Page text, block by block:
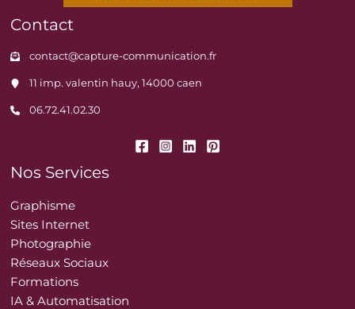
Contact
contact@capture-communication.fr
11 imp. valentin hauy, 14000 caen
06.72.41.02.30
Nos Services
Graphisme
Sites Internet
Photographie
Réseaux Sociaux
Formations
IA & Automatisation